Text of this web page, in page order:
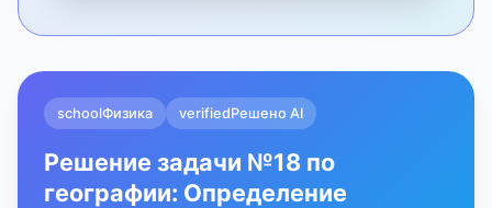
schoolФизика verifiedРешено AI
Решение задачи №18 по
географии: Определение